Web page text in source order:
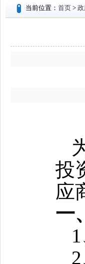
当前位置： 首页 >
投
应
一
1
2